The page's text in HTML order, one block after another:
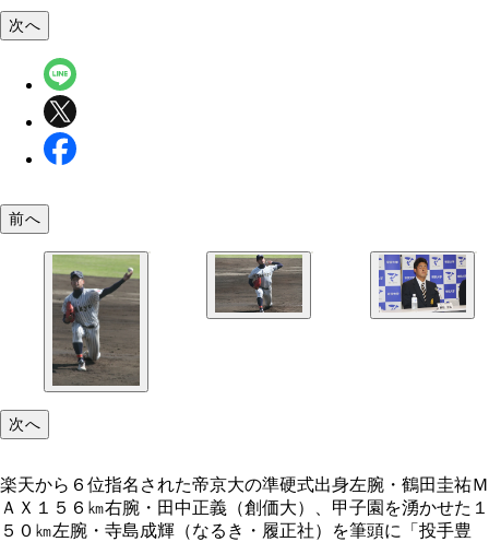
次へ
前へ
次へ
楽天から６位指名された帝京大の準硬式出身左腕・鶴田圭祐Ｍ
ＡＸ１５６㎞右腕・田中正義（創価大）、甲子園を湧かせた１
５０㎞左腕・寺島成輝（なるき・履正社）を筆頭に「投手豊